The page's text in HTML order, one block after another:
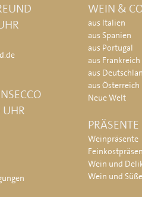
WEIN &
aus Italien
aus Spanien
aus Portugal
aus Frankreich
aus
aus Österreich
Neue Welt
PRÄSENTE
Weinpräsente
Wein und
Wein und